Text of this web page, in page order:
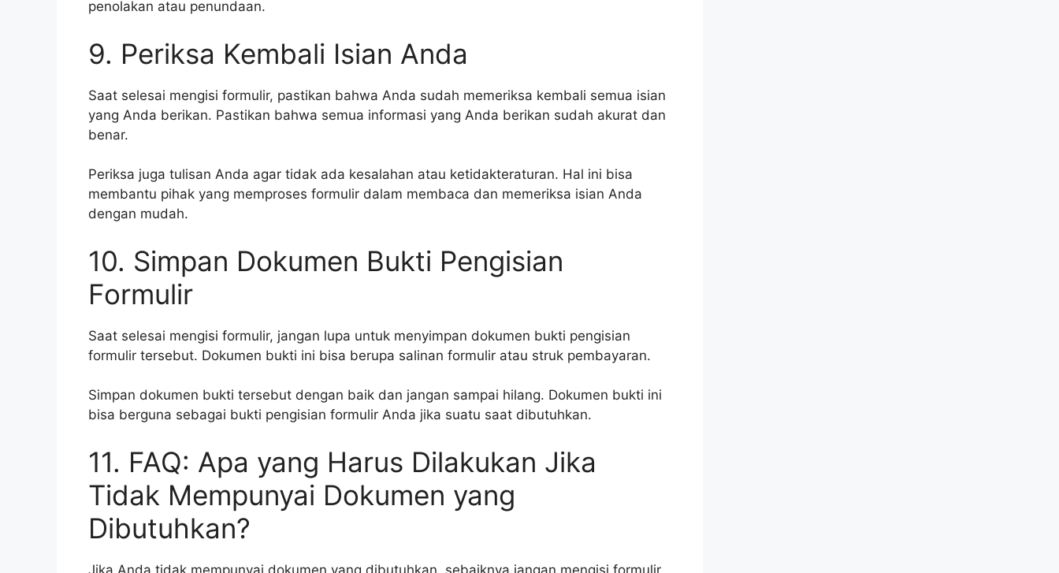
penolakan atau penundaan.
9. Periksa Kembali Isian Anda
Saat selesai mengisi formulir, pastikan bahwa Anda sudah memeriksa kembali semua isian
yang Anda berikan. Pastikan bahwa semua informasi yang Anda berikan sudah akurat dan
benar.
Periksa juga tulisan Anda agar tidak ada kesalahan atau ketidakteraturan. Hal ini bisa
membantu pihak yang memproses formulir dalam membaca dan memeriksa isian Anda
dengan mudah.
10. Simpan Dokumen Bukti Pengisian
Formulir
Saat selesai mengisi formulir, jangan lupa untuk menyimpan dokumen bukti pengisian
formulir tersebut. Dokumen bukti ini bisa berupa salinan formulir atau struk pembayaran.
Simpan dokumen bukti tersebut dengan baik dan jangan sampai hilang. Dokumen bukti ini
bisa berguna sebagai bukti pengisian formulir Anda jika suatu saat dibutuhkan.
11. FAQ: Apa yang Harus Dilakukan Jika
Tidak Mempunyai Dokumen yang
Dibutuhkan?
Jika Anda tidak mempunyai dokumen yang dibutuhkan, sebaiknya jangan mengisi formulir